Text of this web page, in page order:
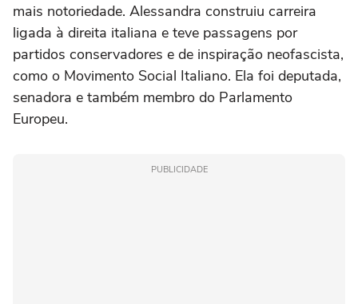
mais notoriedade. Alessandra construiu carreira
ligada à direita italiana e teve passagens por
partidos conservadores e de inspiração neofascista,
como o Movimento Social Italiano. Ela foi deputada,
senadora e também membro do Parlamento
Europeu.
PUBLICIDADE